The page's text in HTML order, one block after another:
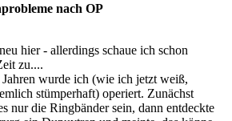
nach OP
hier - allerdings schaue ich schon
zu....
wurde ich (wie ich jetzt weiß,
stümperhaft) operiert. Zunächst
nur die Ringbänder sein, dann entdeckte